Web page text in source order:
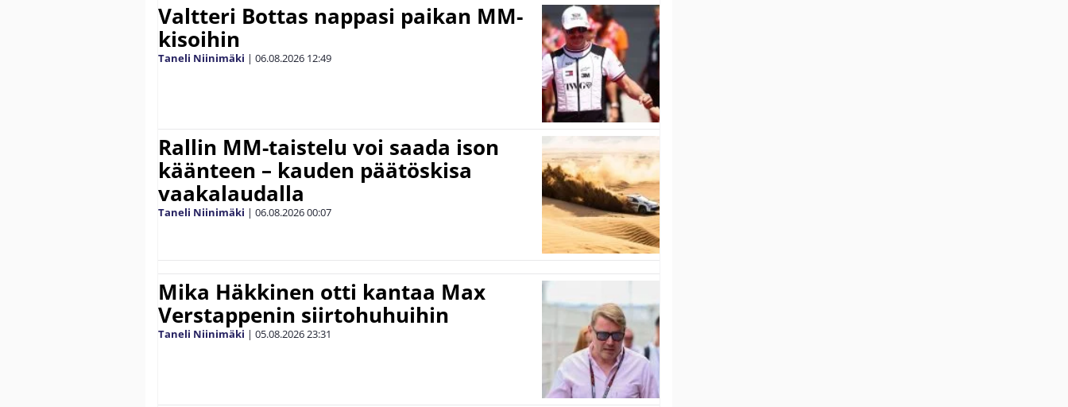
Valtteri Bottas nappasi paikan MM-
kisoihin
Taneli Niinimäki | 06.08.2026 12:49
Rallin MM-taistelu voi saada ison
käänteen – kauden päätöskisa
vaakalaudalla
Taneli Niinimäki | 06.08.202600:07
Mika Häkkinen otti kantaa Max
Verstappenin siirtohuhuihin
Taneli Niinimäki | 05.08.202623:31